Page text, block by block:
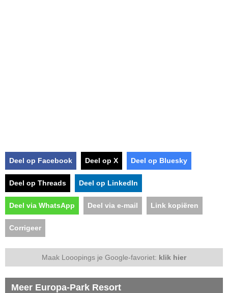
Deel op Facebook Deel op X Deel op Bluesky
Deel op Threads Deel op LinkedIn
Deel via WhatsApp Deel via e-mail Link kopiëren
Corrigeer
Maak Looopings je Google-favoriet: klik hier
Meer Europa-Park Resort